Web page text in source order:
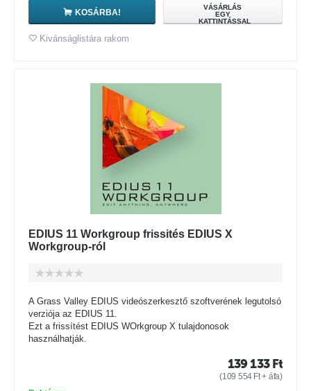
KOSÁRBA!
VÁSÁRLÁS
EGY
KATTINTÁSSAL
Kivánságlistára rakom
EDIUS 11 Workgroup frissités EDIUS X
Workgroup-ról
A Grass Valley EDIUS videószerkesztő szoftverének legutolsó
verziója az EDIUS 11.
Ezt a frissítést EDIUS WOrkgroup X tulajdonosok
használhatják.
139 133 Ft
(109 554 Ft+ áfa)